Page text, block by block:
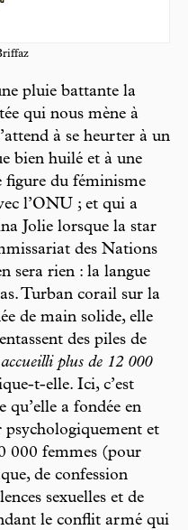
pluie battante la
qui nous mène à
à se heurter à un
bien huilé et à une
figure du féminisme
l’ONU ; et qui a
Jolie lorsque la star
des Nations
sera rien : la langue
Turban corail sur la
de main solide, elle
des piles de
plus de 12 000
t-elle. Ici, c’est
qu’elle a fondée en
psychologiquement et
000 femmes (pour
de confession
sexuelles et de
le conflit armé qui